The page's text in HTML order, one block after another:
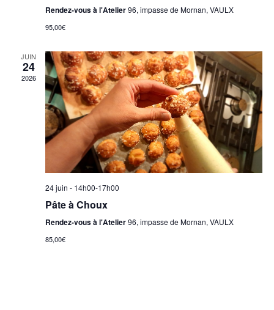
Rendez-vous à l'Atelier96, impasse de Mornan, VAULX
95,00€
JUIN
24
2026
24 juin - 14h00-17h00
Pâte à Choux
Rendez-vous à l'Atelier96, impasse de Mornan, VAULX
85,00€